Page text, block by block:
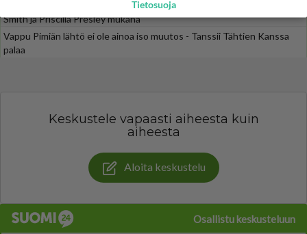
VINKKI: Mies ja alaston ase -komediat tv:ssä - Upeat Anna Nicole
Smith ja Priscilla Presley mukana
Vappu Pimiän lähtö ei ole ainoa iso muutos - Tanssii Tähtien Kanssa
palaa
Keskustele vapaasti aiheesta kuin
aiheesta
Aloita keskustelu
Osallistu keskusteluun
Tietosuoja